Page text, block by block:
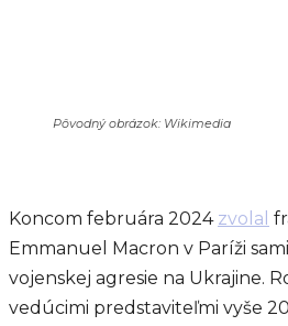
Pôvodný obrázok: Wikimedia
Koncom februára 2024 zvolal
Emmanuel Macron v Paríži
vojenskej agresie na Ukrajine.
vedúcimi predstaviteľmi vyše